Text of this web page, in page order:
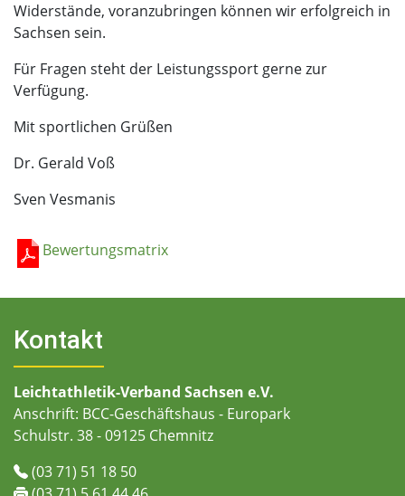
Widerstände, voranzubringen können wir erfolgreich in
Sachsen sein.
Für Fragen steht der Leistungssport gerne zur
Verfügung.
Mit sportlichen Grüßen
Dr. Gerald Voß
Sven Vesmanis
Bewertungsmatrix
Kontakt
Leichtathletik-Verband Sachsen e.V.
Anschrift: BCC-Geschäftshaus - Europark
Schulstr. 38 - 09125 Chemnitz
(03 71) 51 18 50